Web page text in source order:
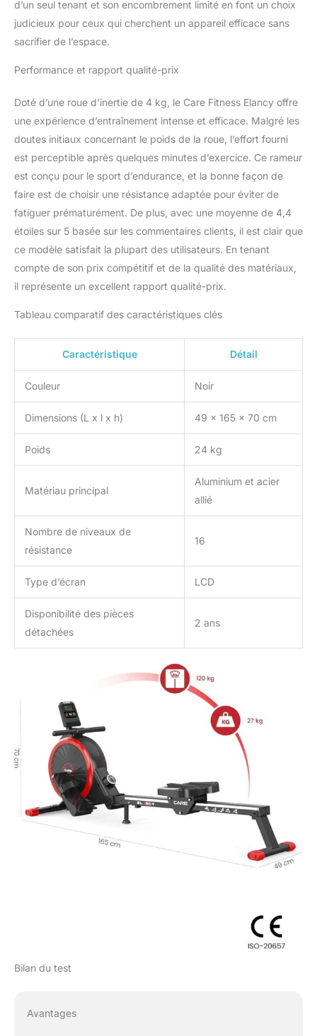
place pour vos séances
à domicile.
d’un seul tenant et son encombrement limité en font un choix
judicieux pour ceux qui cherchent un appareil efficace sans
sacrifier de l’espace.
Performance et rapport qualité-prix
Doté d’une roue d’inertie de 4 kg, le Care Fitness Elancy offre
une expérience d’entraînement intense et efficace. Malgré les
doutes initiaux concernant le poids de la roue, l’effort fourni
est perceptible après quelques minutes d’exercice. Ce rameur
est conçu pour le sport d’endurance, et la bonne façon de
faire est de choisir une résistance adaptée pour éviter de
fatiguer prématurément. De plus, avec une moyenne de 4,4
étoiles sur 5 basée sur les commentaires clients, il est clair que
ce modèle satisfait la plupart des utilisateurs. En tenant
compte de son prix compétitif et de la qualité des matériaux,
il représente un excellent rapport qualité-prix.
Tableau comparatif des caractéristiques clés
Caractéristique Détail
Couleur Noir
Dimensions (L x l x h) 49 x 165 x 70 cm
Poids 24 kg
Matériau principal
Aluminium et acier
allié
Nombre de niveaux de
résistance
16
Type d’écran LCD
Disponibilité des pièces
détachées
2 ans
Bilan du test
Avantages